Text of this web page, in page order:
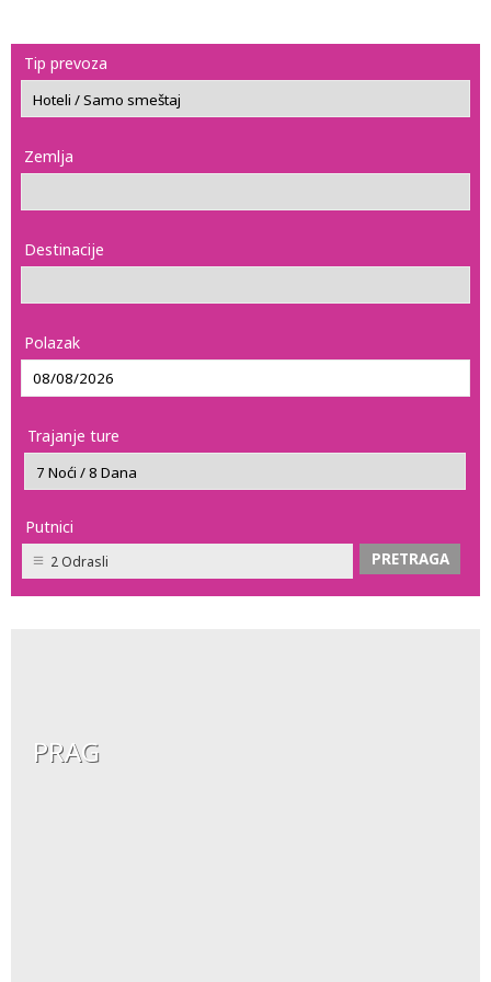
Tip prevoza
Zemlja
Destinacije
Polazak
Trajanje ture
Putnici
2 Odrasli
PRAG